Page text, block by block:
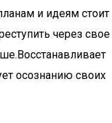
и идеям стоит
через свое
осознанию своих